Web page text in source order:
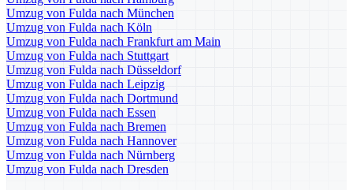
Umzug von Fulda nach München
Umzug von Fulda nach Köln
Umzug von Fulda nach Frankfurt am Main
Umzug von Fulda nach Stuttgart
Umzug von Fulda nach Düsseldorf
Umzug von Fulda nach Leipzig
Umzug von Fulda nach Dortmund
Umzug von Fulda nach Essen
Umzug von Fulda nach Bremen
Umzug von Fulda nach Hannover
Umzug von Fulda nach Nürnberg
Umzug von Fulda nach Dresden